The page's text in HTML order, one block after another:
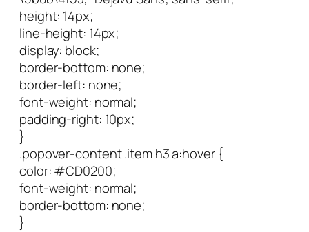
height: 14px;
line-height: 14px;
display: block;
border-bottom: none;
border-left: none;
font-weight: normal;
padding-right: 10px;
}
.popover-content .item h3 a:hover {
color: #CD0200;
font-weight: normal;
border-bottom: none;
}